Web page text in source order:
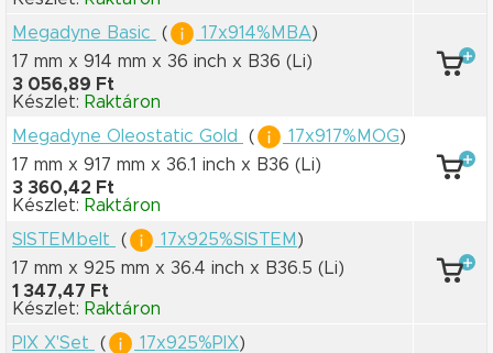
Megadyne Basic
( 17x914%MBA)
17 mm x 914 mm x 36 inch x B36 (Li)
3 056,89 Ft
Készlet: Raktáron
Megadyne Oleostatic Gold
( 17x917%MOG)
17 mm x 917 mm x 36.1 inch x B36 (Li)
3 360,42 Ft
Készlet: Raktáron
SISTEMbelt
( 17x925%SISTEM )
17 mm x 925 mm x 36.4 inch x B36.5 (Li)
1 347,47 Ft
Készlet: Raktáron
PIX X'Set
( 17x925%PIX)